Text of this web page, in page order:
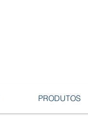
PRODUTOS